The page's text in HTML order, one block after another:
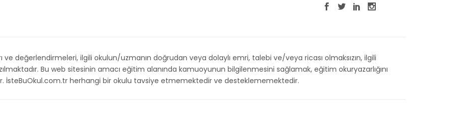
değerlendirmeleri, ilgili okulun/uzmanın doğrudan veya dolaylı emri, talebi ve/veya ricası olmaksızın, ilgili
Bu web sitesinin amacı eğitim alanında kamuoyunun bilgilenmesini sağlamak, eğitim okuryazarlığını
İsteBuOkul.com.tr herhangi bir okulu tavsiye etmemektedir ve desteklememektedir.